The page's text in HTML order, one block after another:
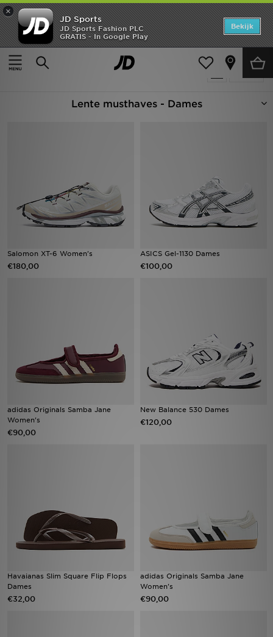
×
JD Sports
JD Sports Fashion PLC
GRATIS - In Google Play
Bekijk
Thuis
Dames
Producten 865
Lente musthaves - Dames
Salomon XT-6 Women's
€180,00
ASICS Gel-1130 Dames
€100,00
adidas Originals Samba Jane
Women's
€90,00
New Balance 530 Dames
€120,00
Havaianas Slim Square Flip Flops
Dames
€32,00
adidas Originals Samba Jane
Women's
€90,00
Home
Offers
Voetbal
Merken
Klantenservice
Download de app